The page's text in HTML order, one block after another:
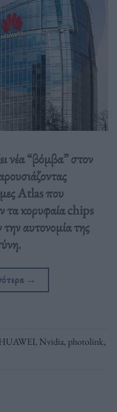
νέα “βόμβα” στον
Atlas που
τα κορυφαία chips
αυτονομία της
→
, Nvidia, photolink,